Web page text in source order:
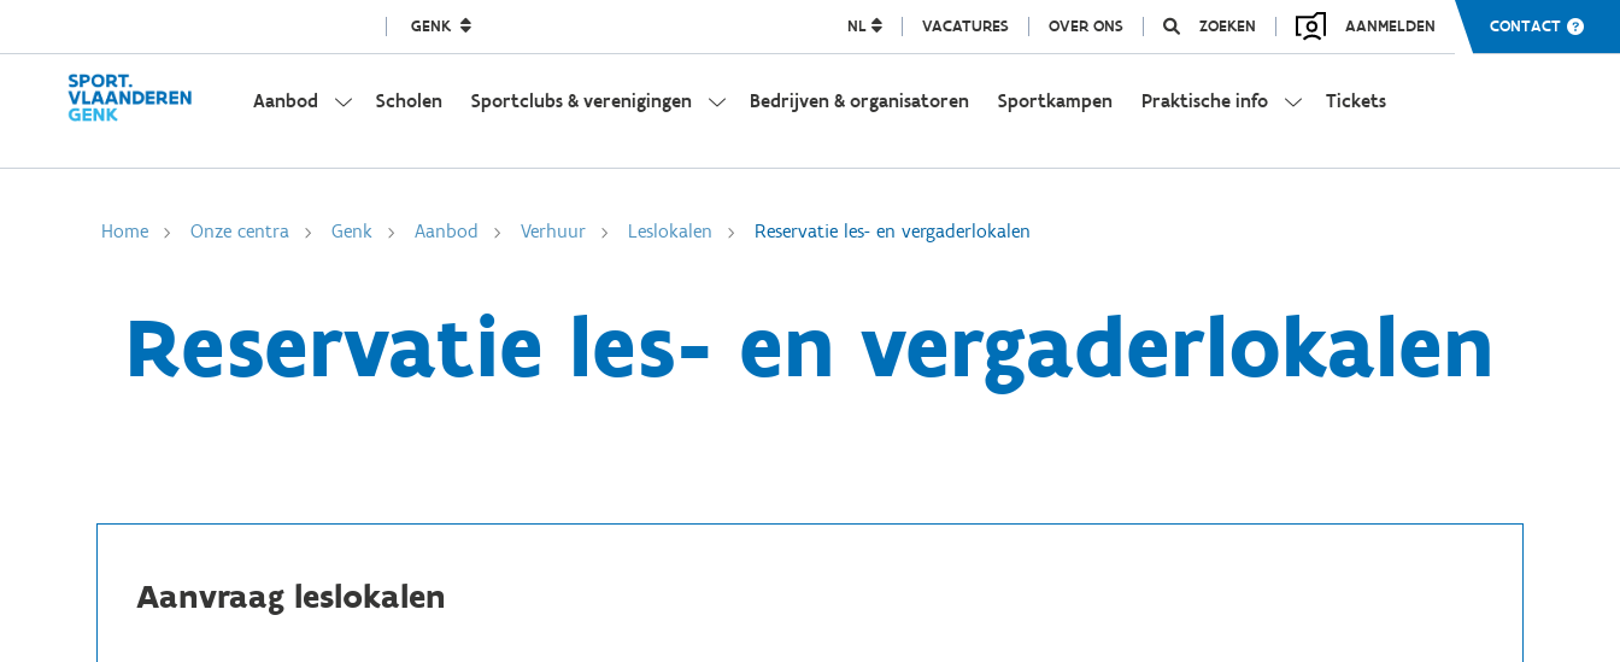
GENK NL VACATURES OVER ONS ZOEKEN AANMELDEN CONTACT
Aanbod Scholen Sportclubs & verenigingen Bedrijven & organisatoren Sportkampen Praktische info Tickets
Home Onze centra Genk Aanbod Verhuur Leslokalen Reservatie les- en vergaderlokalen
Reservatie les- en vergaderlokalen
Aanvraag leslokalen